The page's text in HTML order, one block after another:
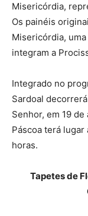
Misericórdia,
Os painéis
Misericórdia,
integram a
Integrado no
Sardoal
Senhor, em 19
Páscoa terá lugar
horas.
Tapetes de